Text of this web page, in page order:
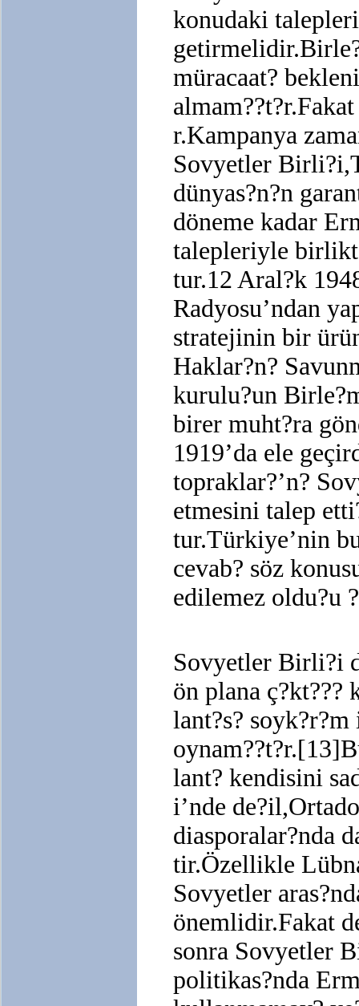
konudaki
müracaat?
r.Kampanya
Sovyetler
dünyas?n?n
döneme kadar
talepleriyle
tur.12 Aral?k
Radyosu’ndan
stratejinin bir
Haklar?n?
kurulu?un
birer muht?ra
1919’da ele
topraklar?’n?
etmesini talep
tur.Türkiye’nin
cevab? söz
edilemez oldu?u
Sovyetler Birli?i
ön plana ç?kt???
lant?s?
lant? kendisini
i’nde
diasporalar?nda
tir.Özellikle
Sovyetler
önemlidir.Fakat
sonra Sovyetler
politikas?nda